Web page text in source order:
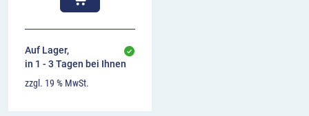
Auf Lager,
in 1 - 3 Tagen bei Ihnen
zzgl. 19 % MwSt.